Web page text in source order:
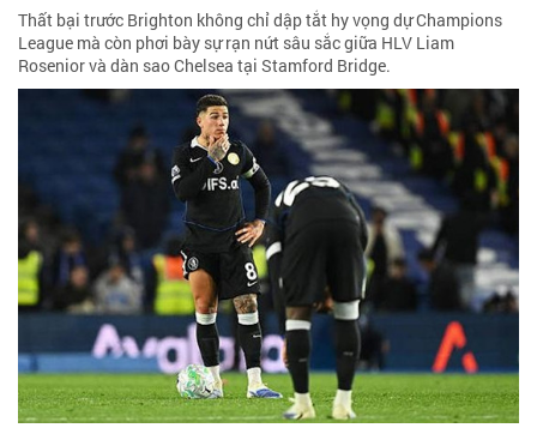
Thất bại trước Brighton không chỉ dập tắt hy vọng dự Champions
League mà còn phơi bày sự rạn nứt sâu sắc giữa HLV Liam
Rosenior và dàn sao Chelsea tại Stamford Bridge.